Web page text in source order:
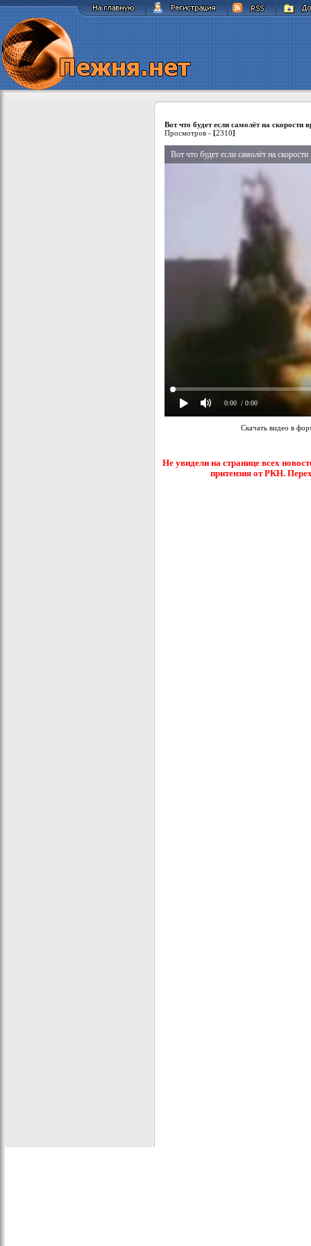
Вот что будет если самолёт на скорости
Просмотров - [2310]
Вот что будет если самолёт на
0:00 / 0:00
Скачать видео в
Не увидели на странице всех
притензия от РКН.